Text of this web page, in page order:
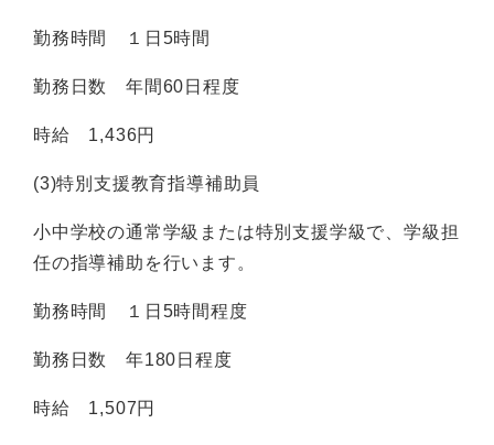
勤務時間 １日5時間
勤務日数 年間60日程度
時給 1,436円
(3)特別支援教育指導補助員
小中学校の通常学級または特別支援学級で、学級担
任の指導補助を行います。
勤務時間 １日5時間程度
勤務日数 年180日程度
時給 1,507円